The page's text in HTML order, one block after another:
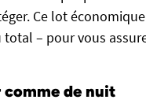
Ce lot
total – pour vous
de nuit